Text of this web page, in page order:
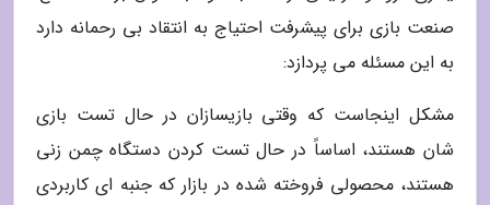
صنعت بازی برای پیشرفت احتیاج به انتقاد بی رحمانه دارد
به این مسئله می پردازد:
مشکل اینجاست که وقتی بازیسازان در حال تست بازی
شان هستند، اساساً در حال تست کردن دستگاه چمن زنی
هستند، محصولی فروخته شده در بازار که جنبه ای کاربردی